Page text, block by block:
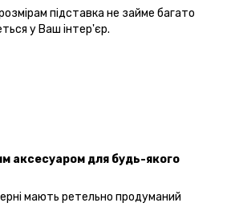
підставка не займе багато
у Ваш інтер'єр.
аксесуаром для будь-якого
мають ретельно продуманий